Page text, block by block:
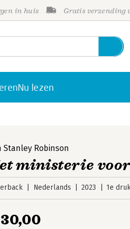
in huis Gratis verzending
Nu lezen
Stanley Robinson
ministerie
Nederlands 2023 1e